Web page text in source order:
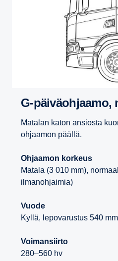
G-​päiväohjaamo,
Matalan katon ansiosta
ohjaamon päällä.
Ohjaamon korkeus
Matala (3 010 mm),
ilmanohjaimia)
Vuode
Kyllä, lepovarustus 540 mm
Voimansiirto
280–560 hv